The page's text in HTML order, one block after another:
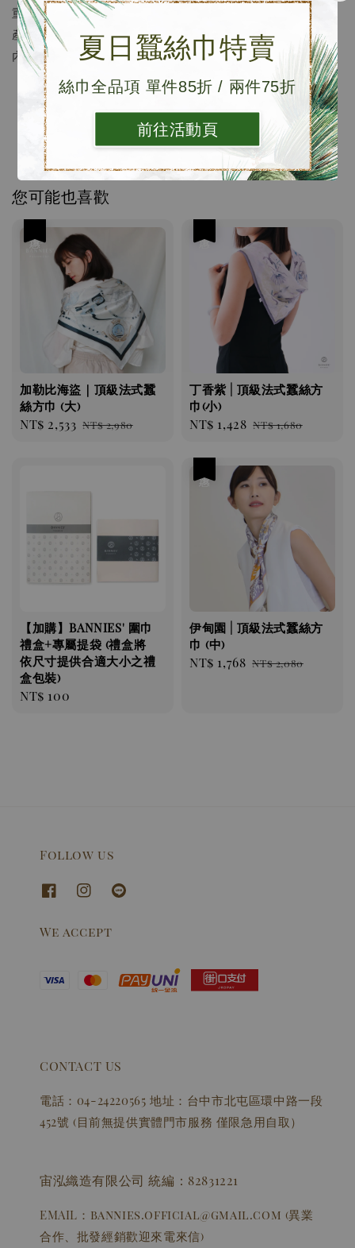
夏日蠶絲巾特賣
絲巾全品項 單件85折 / 兩件75折
前往活動頁
重量: 約32克
產地: 尼泊爾
內容物: 防塵袋x1、DM
您可能也喜歡
加勒比海盜｜頂級法式蠶
絲方巾 (大)
Sale
NT$ 2,533 Regular
NT$ 2,980
丁香紫 | 頂級法式蠶絲方
巾(小)
Sale
NT$ 1,428 Regular
NT$ 1,680
【加購】BANNIES' 圍巾
禮盒+專屬提袋 (禮盒將
依尺寸提供合適大小之禮
盒包裝)
Regular
NT$ 100
伊甸園 | 頂級法式蠶絲方
巾 (中)
Sale
NT$ 1,768 Regular
NT$ 2,080
Follow us
We accept
CONTACT US
電話：04-24220565 地址：台中市北屯區環中路一段
452號 (目前無提供實體門市服務 僅限急用自取）
宙泓織造有限公司 統編：82831221
EMAIL：bannies.official@gmail.com (異業
合作、批發經銷歡迎來電來信)